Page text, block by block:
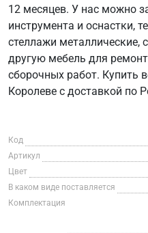
12 месяцев. У нас можно
инструмента и оснастки,
стеллажи металлические,
другую мебель для
сборочных работ. Купить
Королеве с доставкой по
Код
Артикул
Цвет
В каком виде поставляется
Комплектация